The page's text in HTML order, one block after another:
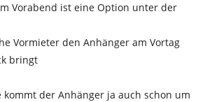
Vorabend ist eine Option unter der
Vormieter den Anhänger am Vortag
bringt
kommt der Anhänger ja auch schon um